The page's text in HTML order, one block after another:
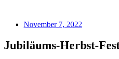
November 7, 2022
Jubiläums-Herbst-